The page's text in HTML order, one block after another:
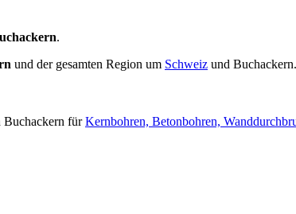
.
und der gesamten Region um Schweiz und Buchackern.
Buchackern fürKernbohren, Betonbohren,